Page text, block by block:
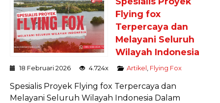
Flying fox
Terpercaya dan
Melayani Seluruh
Wilayah Indonesia
18 Februari 2026 4.724x Artikel Flying Fox
Spesialis Proyek Flying fox Terpercaya dan
Melayani Seluruh Wilayah Indonesia Dalam